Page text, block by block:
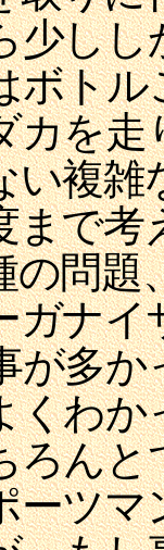
少し
ボト
カを
い複雑
まで
の問題
ガナイ
が多
くわ
ろん
ーツ